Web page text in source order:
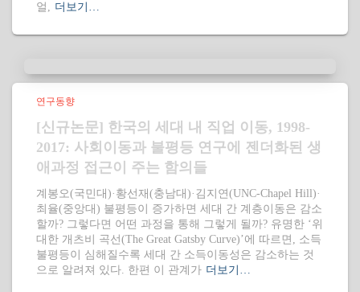
얼, 더보기…
연구동향
[신규논문] 한국의 세대 내 직업 이동, 1998-
2017: 사회이동과 불평등 연구에 젠더화된 생
애과정 접근이 주는 함의들
계봉오(국민대)·황선재(충남대)·김지연(UNC-Chapel Hill)·
최율(중앙대) 불평등이 증가하면 세대 간 계층이동은 감소
할까? 그렇다면 어떤 과정을 통해 그렇게 될까? 유명한 ‘위
대한 개츠비 곡선(The Great Gatsby Curve)’에 따르면, 소득
불평등이 심해질수록 세대 간 소득이동성은 감소하는 것
으로 알려져 있다. 한편 이 관계가 더보기…